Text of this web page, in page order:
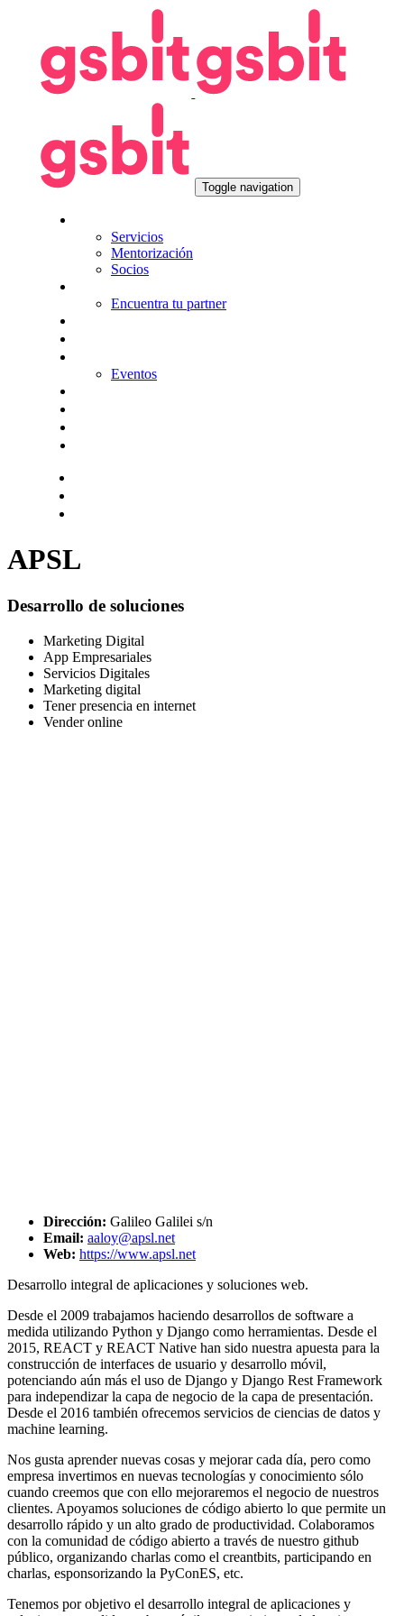
primary
navigation
Toggle navigation
Servicios
Mentorización
Socios
Encuentra tu partner
Eventos
APSL
Desarrollo de soluciones
Marketing Digital
App Empresariales
Servicios Digitales
Marketing digital
Tener presencia en internet
Vender online
Dirección: Galileo Galilei s/n
Email: aaloy@apsl.net
Web: https://www.apsl.net
Desarrollo integral de aplicaciones y soluciones web.
Desde el 2009 trabajamos haciendo desarrollos de software a
medida utilizando Python y Django como herramientas. Desde el
2015, REACT y REACT Native han sido nuestra apuesta para la
construcción de interfaces de usuario y desarrollo móvil,
potenciando aún más el uso de Django y Django Rest Framework
para independizar la capa de negocio de la capa de presentación. ​
Desde el 2016 también ofrecemos servicios de ciencias de datos y
machine learning.
Nos gusta aprender nuevas cosas y mejorar cada día, pero como
empresa invertimos en nuevas tecnologías y conocimiento sólo
cuando creemos que con ello mejoraremos el negocio de nuestros
clientes. Apoyamos soluciones de código abierto lo que permite un
desarrollo rápido y un alto grado de productividad. Colaboramos
con la comunidad de código abierto a través de nuestro github
público, organizando charlas como el creantbits, participando en
charlas, esponsorizando la PyConES, etc.
Tenemos por objetivo el desarrollo integral de aplicaciones y